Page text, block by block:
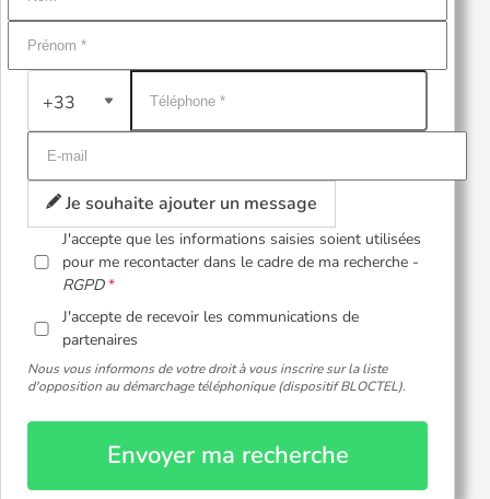
+33
Je souhaite ajouter un message
J'accepte que les informations saisies soient utilisées
pour me recontacter dans le cadre de ma recherche -
RGPD
J'accepte de recevoir les communications de
partenaires
Nous vous informons de votre droit à vous inscrire sur la liste
d'opposition au démarchage téléphonique (dispositif BLOCTEL).
Envoyer ma recherche